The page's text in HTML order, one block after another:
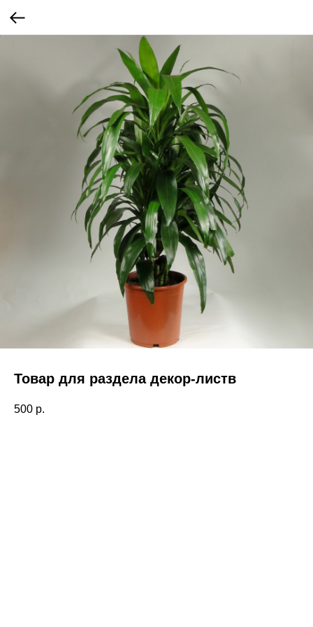
Товар для раздела декор-листв
500 р.